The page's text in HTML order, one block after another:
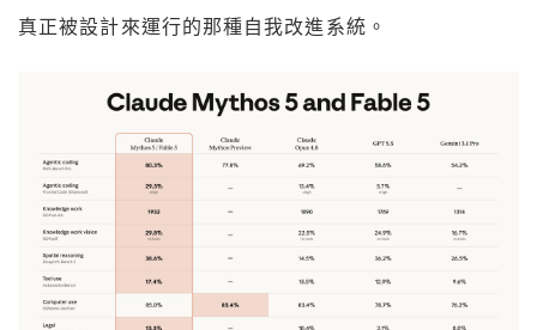
真正被設計來運行的那種自我改進系統。